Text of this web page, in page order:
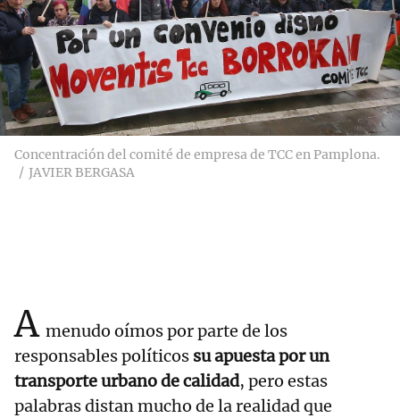
Concentración del comité de empresa de TCC en Pamplona.
JAVIER BERGASA
A menudo oímos por parte de los
responsables políticos su apuesta por un
transporte urbano de calidad, pero estas
palabras distan mucho de la realidad que